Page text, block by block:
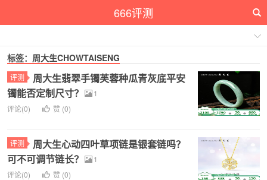
666评测
标签：周大生CHOWTAISENG
评测
周大生翡翠手镯芙蓉种瓜青灰底平安
镯能否定制尺寸？
1
评论(0)
赞 (0)
评测
周大生心动四叶草项链是银套链吗？
可不可调节链长？
1
评论(0)
赞 (0)